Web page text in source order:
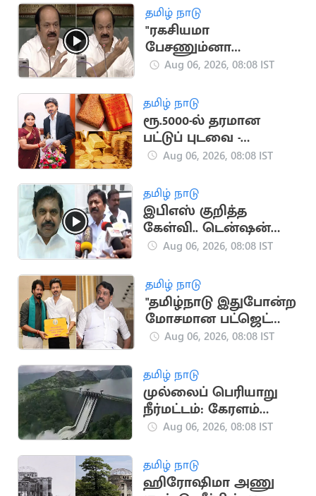
தமிழ் நாடு
"ரகசியமா
பேசணும்னா
அமைதியா பேசுங்க"..
சபாநாயகர் அறிவுரை
Aug 06, 2026, 08:08 IST
தமிழ் நாடு
ரூ.5000-ல் தரமான
பட்டுப் புடவை -
அமைச்சர் அறிவிப்பு
Aug 06, 2026, 08:08 IST
தமிழ் நாடு
இபிஎஸ் குறித்த
கேள்வி.. டென்ஷன்
ஆன சி.வி.சண்முகம்
Aug 06, 2026, 08:08 IST
தமிழ் நாடு
"தமிழ்நாடு இதுபோன்ற
மோசமான பட்ஜெட்டை
பார்த்ததில்லை"..
Aug 06, 2026, 08:08 IST
தமிழ் நாடு
முல்லைப் பெரியாறு
நீர்மட்டம்: கேரளம்
அமைச்சர் எச்சரிக்கை
Aug 06, 2026, 08:08 IST
தமிழ் நாடு
ஹிரோஷிமா அணு